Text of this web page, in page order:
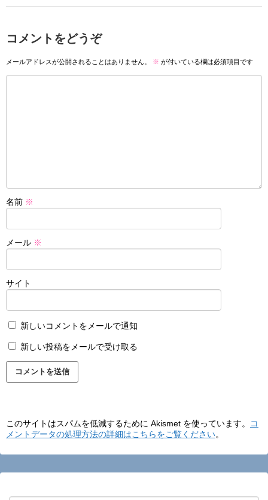
コメントをどうぞ
メールアドレスが公開されることはありません。 ※ が付いている欄は必須項目です
名前 ※
メール ※
サイト
新しいコメントをメールで通知
新しい投稿をメールで受け取る
このサイトはスパムを低減するために Akismet を使っています。
コ
メントデータの処理方法の詳細はこちらをご覧ください。